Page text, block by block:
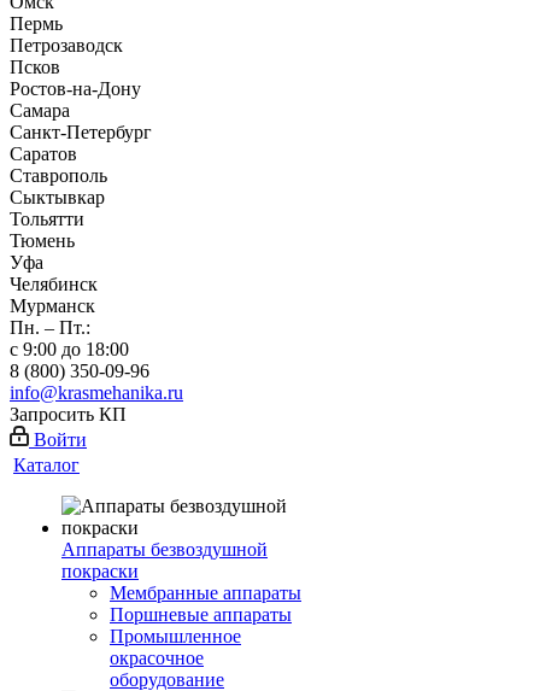
Пермь
Петрозаводск
Псков
Ростов-на-Дону
Самара
Санкт-Петербург
Саратов
Ставрополь
Сыктывкар
Тольятти
Тюмень
Уфа
Челябинск
Мурманск
Пн. – Пт.:
с 9:00 до 18:00
8 (800) 350-09-96
info@krasmehanika.ru
Запросить КП
Войти
Каталог
Аппараты безвоздушной
покраски
Мембранные аппараты
Поршневые аппараты
Промышленное
окрасочное
оборудование